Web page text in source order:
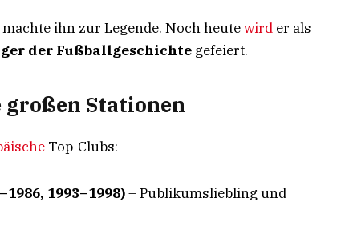
ihn zur Legende. Noch heutewird er als
der Fußballgeschichte gefeiert.
Stationen
Top-Clubs:
1993–1998)– Publikumsliebling und